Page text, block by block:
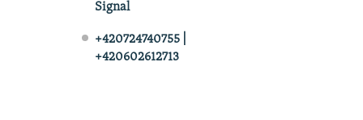
Signal
+420724740755 |
+420602612713